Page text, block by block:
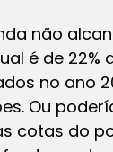
não
é de
no ano
Ou
cotas do